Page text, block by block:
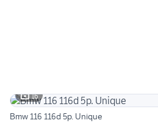
16
Bmw 116 116d 5p. Unique